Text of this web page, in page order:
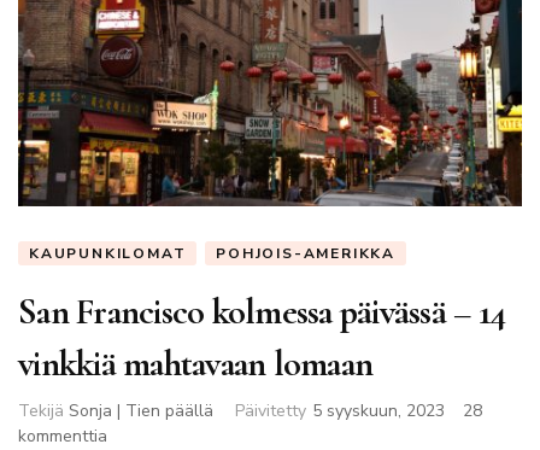
KAUPUNKILOMAT POHJOIS-AMERIKKA
San Francisco kolmessa päivässä – 14
vinkkiä mahtavaan lomaan
Tekijä Sonja | Tien päällä Päivitetty 5 syyskuun, 2023
28
kommenttia